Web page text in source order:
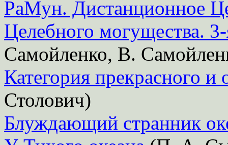
РаМун. Дистанционное
Целебного могущества.
Самойленко, В.
Категория прекрасного
Столович)
Блуждающий странник